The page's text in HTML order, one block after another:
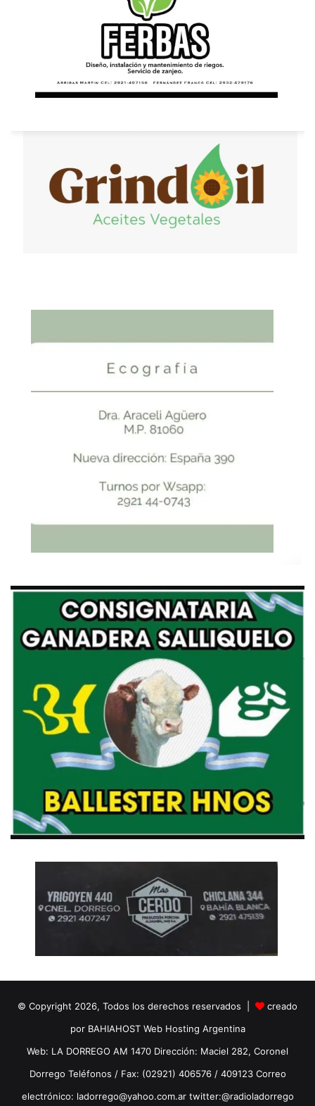
© Copyright 2026, Todos los derechos reservados |
creado
por BAHIAHOST Web Hosting Argentina
Web: LA DORREGO AM 1470 Dirección: Maciel 282, Coronel
Dorrego Teléfonos / Fax: (02921) 406576 / 409123 Correo
electrónico: ladorrego@yahoo.com.ar twitter:@radioladorrego